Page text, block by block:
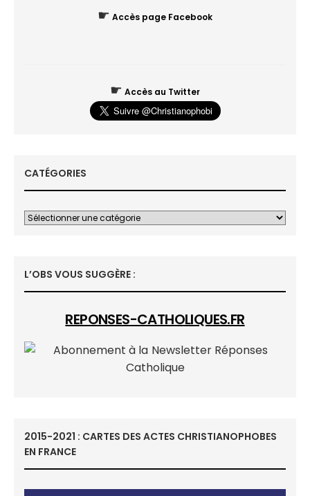
☛ Accès page Facebook
☛ Accès au Twitter
CATÉGORIES
L’OBS VOUS SUGGÈRE :
REPONSES-CATHOLIQUES.FR
2015-2021 : CARTES DES ACTES CHRISTIANOPHOBES
EN FRANCE